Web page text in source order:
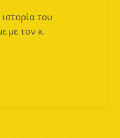
του
με τον κ.